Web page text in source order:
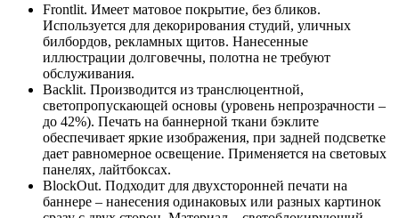
Frontlit. Имеет матовое покрытие, без бликов.
Используется для декорирования студий, уличных
билбордов, рекламных щитов. Нанесенные
иллюстрации долговечны, полотна не требуют
обслуживания.
Backlit. Производится из транслюцентной,
светопропускающей основы (уровень непрозрачности –
до 42%). Печать на баннерной ткани бэклите
обеспечивает яркие изображения, при задней подсветке
дает равномерное освещение. Применяется на световых
панелях, лайтбоксах.
BlockOut. Подходит для двухсторонней печати на
баннере – нанесения одинаковых или разных картинок